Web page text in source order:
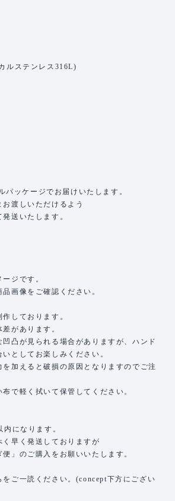
ルステンレス316L)
ッケージでお届けいたします。
渡しいただけるよう
送いたします。
ジです。
画像をご確認ください。
しております。
があります。
凹凸が見られる場合がありますが、ハンド
としてお楽しみください。
を加えると破損の原因となりますのでご注
布で軽く拭いて保管してください。
になります。
早く発送しておりますが
」のご購入をお願いいたします。
をご一読ください。(concept下方にござい